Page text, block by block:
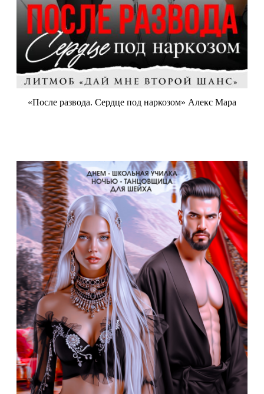
«После развода. Сердце под наркозом» Алекс Мара